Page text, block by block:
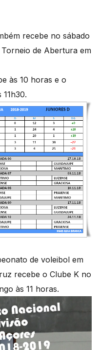
recebe no sábado
de Abertura em
às 10 horas e o
de voleibol em
recebe o Clube K no
às 11 horas.